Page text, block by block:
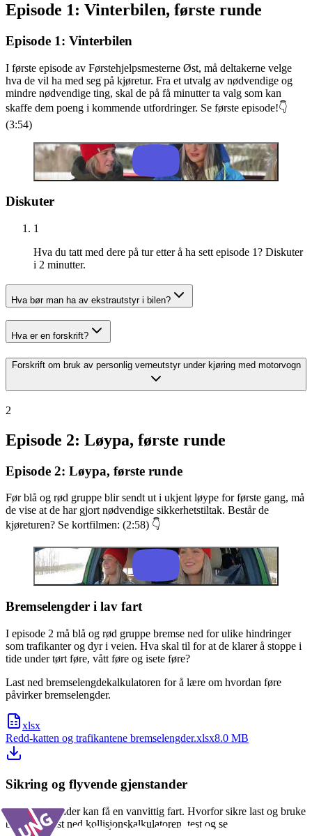
Episode 1: Vinterbilen, første runde
Episode 1: Vinterbilen
I første episode av Førstehjelpsmesterne Øst, må deltakerne velge
hva de vil ha med seg på kjøretur. Fra et utvalg av nødvendige og
mindre nødvendige ting, skal de på få minutter ta valg som kan
skaffe dem poeng i kommende utfordringer. Se første episode!👇
(3:54)
Diskuter
1
Hva du tatt med dere på tur etter å ha sett episode 1? Diskuter
i 2 minutter.
Hva bør man ha av ekstrautstyr i bilen?
Hva er en forskrift?
Forskrift om bruk av personlig verneutstyr under kjøring med motorvogn
2
Episode 2: Løypa, første runde
Episode 2: Løypa, første runde
Før blå og rød gruppe blir sendt ut i ukjent løype for første gang, må
de vise at de har gjort nødvendige sikkerhetstiltak. Består de
kjøreturen? Se kortfilmen: (2:58) 👇
Bremselengder i lav fart
I episode 2 må blå og rød gruppe bremse ned for ulike hindringer
som trafikanter og dyr i veien. Hva skal til for at de klarer å stoppe i
tide under tørt føre, vått føre og isete føre?
Last ned bremselengdekalkulatoren for å lære om hvordan føre
påvirker bremselengder.
xlsx
Redd-katten og trafikantene bremselengder.xlsx8.0 MB
Sikring og flyvende gjenstander
Løse gjenstander kan få en vanvittig fart. Hvorfor sikre last og bruke
bilbelte? Last ned kollisjonskalkulatoren, test og se.